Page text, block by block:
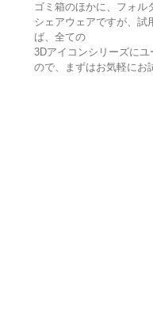
ゴミ箱のほかに、フォル
シェアウェアですが、試
ば、全ての
3Dアイコンシリーズに
ので、まずはお気軽にお